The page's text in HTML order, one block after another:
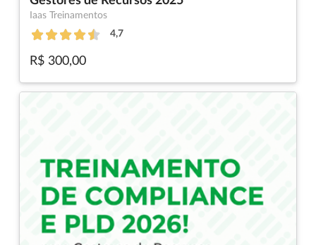
Iaas Treinamentos
4,7
R$ 300,00